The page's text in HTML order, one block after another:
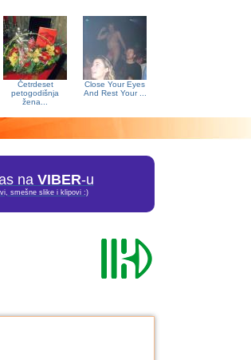
Close Your Eyes
And Rest Your ...
Četrdeset
petogodišnja
žena...
na VIBER-u
smešne slike i klipovi :)